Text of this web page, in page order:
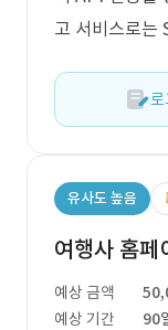
고 서비스로는
로
유사도 높음
여행사 홈페
예상 금액
예상 기간
90